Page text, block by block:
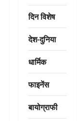
दिन विशेष
देश-दुनिया
धार्मिक
फाइनेंस
बायोग्राफी